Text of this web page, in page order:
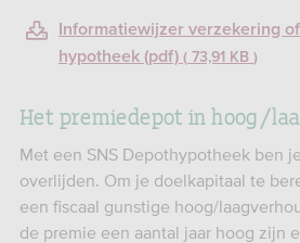
Informatiewijzer verzekering
hypotheek (pdf)
73,91 KB
Het premiedepot in hoog/
Met een SNS Depothypotheek ben
overlijden. Om je doelkapitaal te
een fiscaal gunstige hoog/
de premie een aantal jaar hoog zijn